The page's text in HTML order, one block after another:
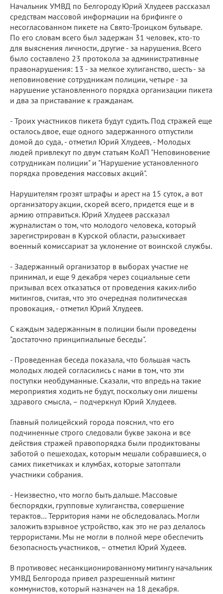
Начальник УМВД по Белгороду Юрий Хлудеев рассказал
средствам массовой информации на брифинге о
несогласованном пикете на Свято-Троицком бульваре.
По его словам всего был задержан 31 человек, кто-то
для выяснения личности, другие - за нарушения. Всего
было составлено 23 протокола за административные
правонарушения: 13 - за мелкое хулиганство, шесть - за
неповиновение сотрудникам полиции, четыре - за
нарушение установленного порядка организации пикета
и два за приставание к гражданам.
- Троих участников пикета будут судить. Под стражей еще
осталось двое, еще одного задержанного отпустили
домой до суда, - отметил Юрий Хлудеев, - Молодых
людей привлекут по двум статьям КоАП "Неповиновение
сотрудникам полиции" и "Нарушение установленного
порядка проведения массовых акций".
Нарушителям грозят штрафы и арест на 15 суток, а вот
организатору акции, скорей всего, придется еще и в
армию отправиться. Юрий Хлудеев рассказал
журналистам о том, что молодого человека, который
зарегистрирован в Курской области, разыскивает
военный комиссариат за уклонение от воинской службы.
- Задержанный организатор в выборах участие не
принимал, и еще 9 декабря через социальные сети
призывал всех отказаться от проведения каких-либо
митингов, считая, что это очередная политическая
провокация, - отметил Юрий Хлудеев.
С каждым задержанным в полиции были проведены
"достаточно принципиальные беседы".
- Проведенная беседа показала, что большая часть
молодых людей согласились с нами в том, что эти
поступки необдуманные. Сказали, что впредь на такие
мероприятия ходить не будут, поскольку они лишены
здравого смысла, – подчеркнул Юрий Хлудеев.
Главный полицейский города пояснил, что его
подчиненные строго следовали букве закона и все
действия стражей правопорядка были продиктованы
заботой о пешеходах, которым мешали собравшиеся, о
самих пикетчиках и клумбах, которые затоптали
участники собрания.
- Неизвестно, что могло быть дальше. Массовые
беспорядки, групповые хулиганства, совершение
терактов… Территория нами не обследовалась. Могли
заложить взрывное устройство, как это не раз делалось
террористами. Мы не могли в полной мере обеспечить
безопасность участников, – отметил Юрий Худеев.
В противовес несанкционированному митингу начальник
УМВД Белгорода привел разрешенный митинг
коммунистов, который назначен на 18 декабря.